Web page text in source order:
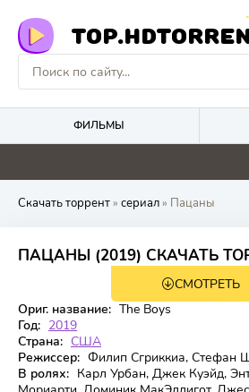
ФИЛЬМЫ
4.9 0
Скачать торрент» сериал» Пацаны
ПАЦАНЫ (2019) СКАЧАТЬ
5 сезон 8 серия
8.281 8.6
СМОТРЕТЬ
Ориг. название: The Boys
Год: 2019
Страна: США
Режиссер: Филип Сгриккиа, Стефан
В ролях: Карл Урбан, Джек Куэйд,